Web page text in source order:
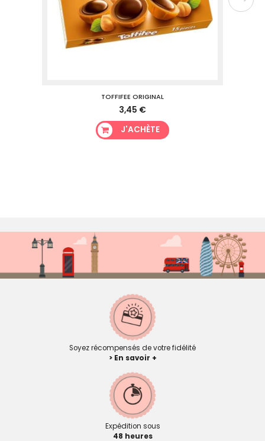
TOFFIFEE ORIGINAL
3,45 €
J'ACHÈTE
Soyez récompensés de votre fidélité
> En savoir +
Expédition sous
48 heures